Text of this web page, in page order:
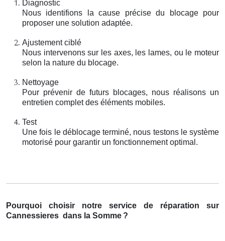
Diagnostic
Nous identifions la cause précise du blocage pour
proposer une solution adaptée.
Ajustement ciblé
Nous intervenons sur les axes, les lames, ou le moteur
selon la nature du blocage.
Nettoyage
Pour prévenir de futurs blocages, nous réalisons un
entretien complet des éléments mobiles.
Test
Une fois le déblocage terminé, nous testons le système
motorisé pour garantir un fonctionnement optimal.
Pourquoi choisir notre service de réparation sur
Cannessieres dans la Somme ?